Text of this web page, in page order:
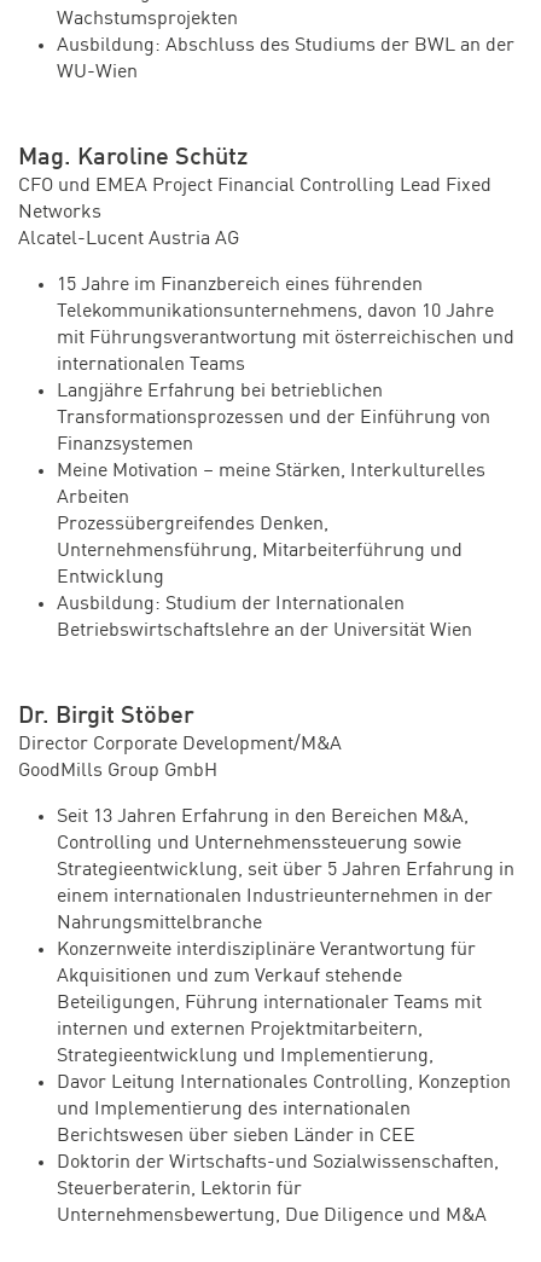
Wachstumsprojekten
Ausbildung: Abschluss des Studiums der BWL an der
WU-Wien
Mag. Karoline Schütz
CFO und EMEA Project Financial Controlling Lead Fixed
Networks
Alcatel-Lucent Austria AG
15 Jahre im Finanzbereich eines führenden
Telekommunikationsunternehmens, davon 10 Jahre
mit Führungsverantwortung mit österreichischen und
internationalen Teams
Langjähre Erfahrung bei betrieblichen
Transformationsprozessen und der Einführung von
Finanzsystemen
Meine Motivation – meine Stärken, Interkulturelles
Arbeiten
Prozessübergreifendes Denken,
Unternehmensführung, Mitarbeiterführung und
Entwicklung
Ausbildung: Studium der Internationalen
Betriebswirtschaftslehre an der Universität Wien
Dr. Birgit Stöber
Director Corporate Development/M&A
GoodMills Group GmbH
Seit 13 Jahren Erfahrung in den Bereichen M&A,
Controlling und Unternehmenssteuerung sowie
Strategieentwicklung, seit über 5 Jahren Erfahrung in
einem internationalen Industrieunternehmen in der
Nahrungsmittelbranche
Konzernweite interdisziplinäre Verantwortung für
Akquisitionen und zum Verkauf stehende
Beteiligungen, Führung internationaler Teams mit
internen und externen Projektmitarbeitern,
Strategieentwicklung und Implementierung,
Davor Leitung Internationales Controlling, Konzeption
und Implementierung des internationalen
Berichtswesen über sieben Länder in CEE
Doktorin der Wirtschafts-und Sozialwissenschaften,
Steuerberaterin, Lektorin für
Unternehmensbewertung, Due Diligence und M&A